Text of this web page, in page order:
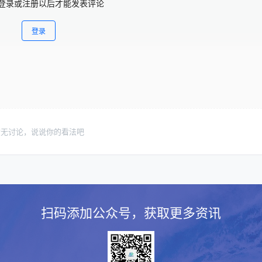
录或注册以后才能发表评论
登录
讨论，说说你的看法吧
扫码添加公众号，获取更多资讯